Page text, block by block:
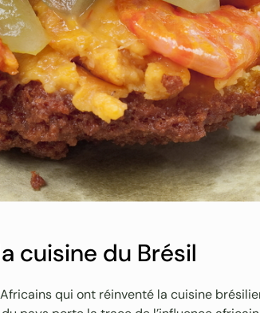
cuisine du Brésil
qui ont réinventé la cuisine